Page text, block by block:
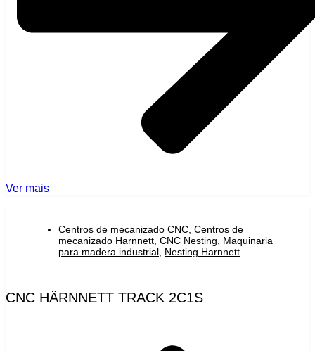
Ver mais
Centros de mecanizado CNC Centros de
mecanizado Harnnett CNC Nesting
Maquinaria
para madera industrial Nesting Harnnett
CNC HÄRNNETT TRACK 2C1S